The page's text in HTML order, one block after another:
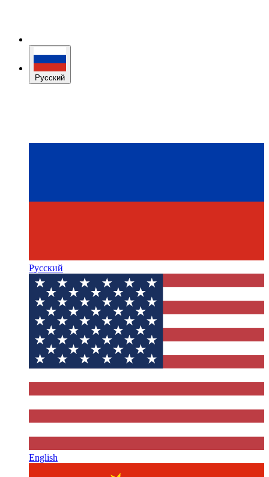
Русский
Русский
English